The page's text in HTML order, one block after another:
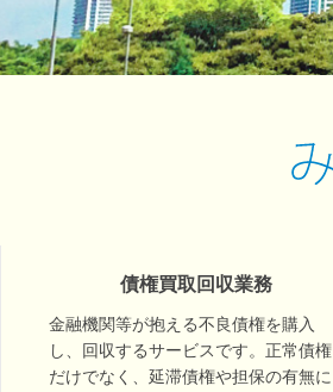
債権買取回収業務
金融機関等が抱える不良債権を購入
し、回収するサービスです。正常債権
だけでなく、延滞債権や担保の有無に